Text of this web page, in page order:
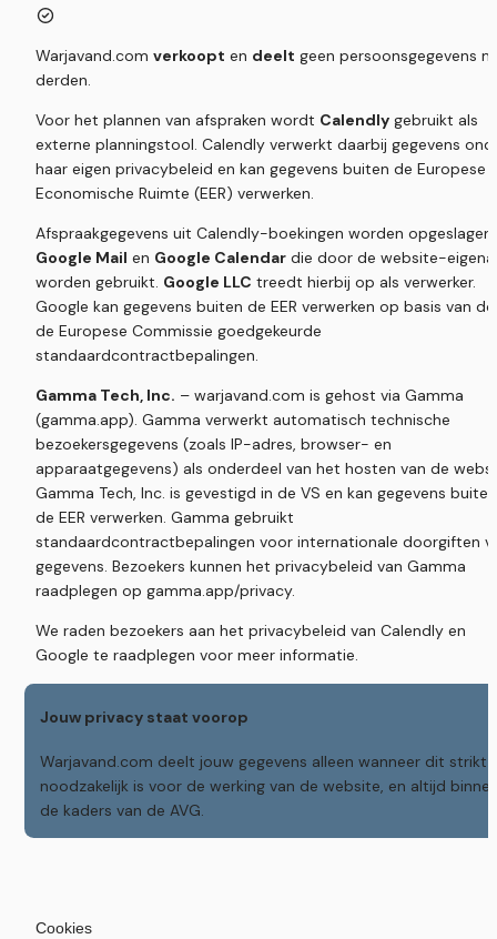
Warjavand.com verkoopt en deelt geen persoonsgegevens
derden.
Voor het plannen van afspraken wordt Calendly gebruikt als
externe planningstool. Calendly verwerkt daarbij gegevens
haar eigen privacybeleid en kan gegevens buiten de Europese
Economische Ruimte (EER) verwerken.
Google Mail en Google Calendar die door de website-
worden gebruikt. Google LLC treedt hierbij op als verwerker.
Google kan gegevens buiten de EER verwerken op basis van
de Europese Commissie goedgekeurde
standaardcontractbepalingen.
Gamma Tech, Inc. – warjavand.com is gehost via Gamma
(gamma.app). Gamma verwerkt automatisch technische
bezoekersgegevens (zoals IP-adres, browser- en
apparaatgegevens) als onderdeel van het hosten van de
Gamma Tech, Inc. is gevestigd in de VS en kan gegevens buiten
de EER verwerken. Gamma gebruikt
standaardcontractbepalingen voor internationale doorgiften
gegevens. Bezoekers kunnen het privacybeleid van Gamma
raadplegen op gamma.app/privacy.
We raden bezoekers aan het privacybeleid van Calendly en
Google te raadplegen voor meer informatie.
Jouw privacy staat voorop
Warjavand.com deelt jouw gegevens alleen wanneer dit strikt
noodzakelijk is voor de werking van de website, en altijd
de kaders van de AVG.
Cookies